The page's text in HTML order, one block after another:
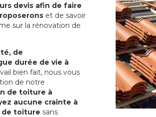
devis afin de faire
et de savoir
sur la rénovation de
de
durée de vie à
bien fait, nous vous
de notre
de toiture à
aucune crainte à
de toiture sans